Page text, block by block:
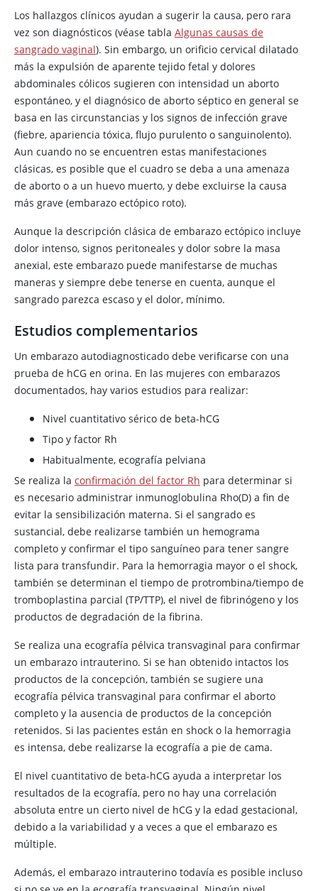
Los hallazgos clínicos ayudan a sugerir la causa, pero rara
vez son diagnósticos (véase tabla Algunas causas de
sangrado vaginal). Sin embargo, un orificio cervical dilatado
más la expulsión de aparente tejido fetal y dolores
abdominales cólicos sugieren con intensidad un aborto
espontáneo, y el diagnósico de aborto séptico en general se
basa en las circunstancias y los signos de infección grave
(fiebre, apariencia tóxica, flujo purulento o sanguinolento).
Aun cuando no se encuentren estas manifestaciones
clásicas, es posible que el cuadro se deba a una amenaza
de aborto o a un huevo muerto, y debe excluirse la causa
más grave (embarazo ectópico roto).
Aunque la descripción clásica de embarazo ectópico incluye
dolor intenso, signos peritoneales y dolor sobre la masa
anexial, este embarazo puede manifestarse de muchas
maneras y siempre debe tenerse en cuenta, aunque el
sangrado parezca escaso y el dolor, mínimo.
Estudios complementarios
Un embarazo autodiagnosticado debe verificarse con una
prueba de hCG en orina. En las mujeres con embarazos
documentados, hay varios estudios para realizar:
Nivel cuantitativo sérico de beta-hCG
Tipo y factor Rh
Habitualmente, ecografía pelviana
Se realiza la confirmación del factor Rh para determinar si
es necesario administrar inmunoglobulina Rho(D) a fin de
evitar la sensibilización materna. Si el sangrado es
sustancial, debe realizarse también un hemograma
completo y confirmar el tipo sanguíneo para tener sangre
lista para transfundir. Para la hemorragia mayor o el shock,
también se determinan el tiempo de protrombina/tiempo de
tromboplastina parcial (TP/TTP), el nivel de fibrinógeno y los
productos de degradación de la fibrina.
Se realiza una ecografía pélvica transvaginal para confirmar
un embarazo intrauterino. Si se han obtenido intactos los
productos de la concepción, también se sugiere una
ecografía pélvica transvaginal para confirmar el aborto
completo y la ausencia de productos de la concepción
retenidos. Si las pacientes están en shock o la hemorragia
es intensa, debe realizarse la ecografía a pie de cama.
El nivel cuantitativo de beta-hCG ayuda a interpretar los
resultados de la ecografía, pero no hay una correlación
absoluta entre un cierto nivel de hCG y la edad gestacional,
debido a la variabilidad y a veces a que el embarazo es
múltiple.
Además, el embarazo intrauterino todavía es posible incluso